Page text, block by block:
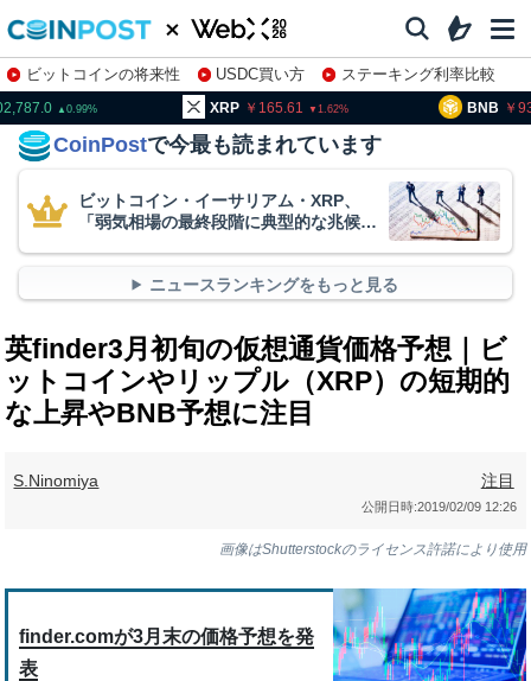
ビットコインの将来性 USDC買い方
ステーキング利率比較
株特集・関連銘柄
0.99 XRP 165.61 1.62 BNB
CoinPostで今最も読まれています
ビットコイン・イーサリアム・XRP、
「弱気相場の最終段階に典型的な兆候」
ニュースランキングをもっと見る
英finder3月初旬の仮想通貨価格予想｜ビ
ットコインやリップル（XRP）の短期的
な上昇やBNB予想に注目
S.Ninomiya 注目
公開日時:2019/02/09 12:26
画像はShutterstockのライセンス許諾により使用
finder.comが3月末の価格予想を発
表